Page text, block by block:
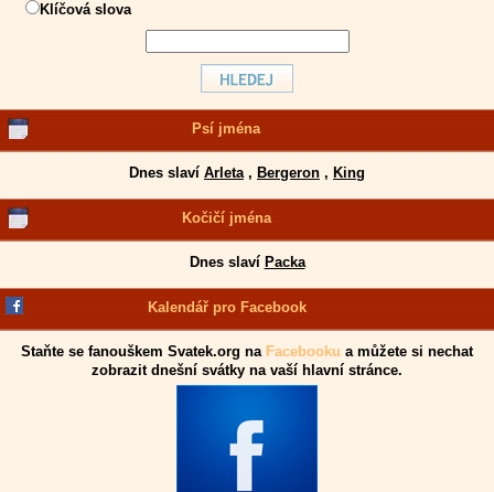
Klíčová slova
Psí jména
Dnes slaví Arleta, Bergeron , King
Kočičí jména
Dnes slaví Packa
Kalendář pro Facebook
Staňte se fanouškem Svatek.org na Facebooku a můžete si nechat
zobrazit dnešní svátky na vaší hlavní stránce.